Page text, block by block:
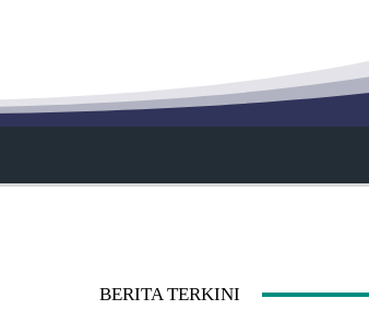
BERITA TERKINI